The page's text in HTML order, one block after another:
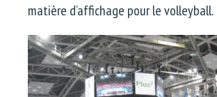
matière d’affichage pour le volleyball.